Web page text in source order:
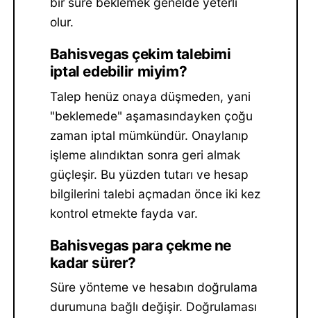
olur.
Bahisvegas çekim talebimi
iptal edebilir miyim?
Talep henüz onaya düşmeden, yani
"beklemede" aşamasındayken çoğu
zaman iptal mümkündür. Onaylanıp
işleme alındıktan sonra geri almak
güçleşir. Bu yüzden tutarı ve hesap
bilgilerini talebi açmadan önce iki kez
kontrol etmekte fayda var.
Bahisvegas para çekme ne
kadar sürer?
Süre yönteme ve hesabın doğrulama
durumuna bağlı değişir. Doğrulaması